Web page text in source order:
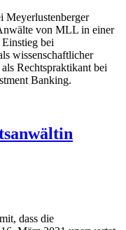
Meyerlustenberger
von MLL in einer
bei
wissenschaftlicher
Rechtspraktikant bei
Banking.
dass die